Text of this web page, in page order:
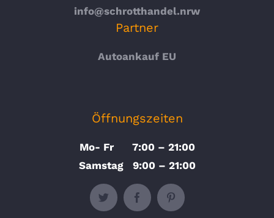
info@schrotthandel.nrw
Partner
Autoankauf EU
Öffnungszeiten
Mo- Fr 7:00 – 21:00
Samstag 9:00 – 21:00